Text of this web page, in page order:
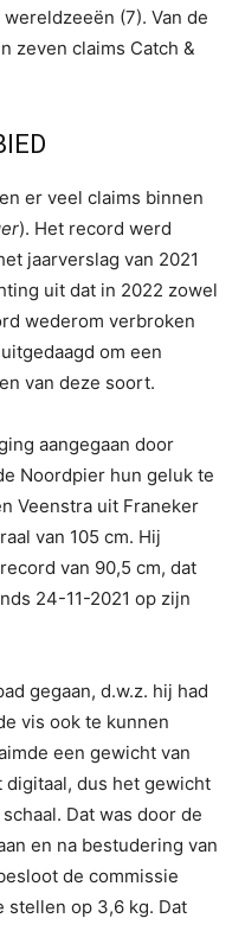
(7). Van de
zeven claims Catch &
er veel claims binnen
). Het record werd
jaarverslag van 2021
uit dat in 2022 zowel
wederom verbroken
om een
van deze soort.
aangegaan door
Noordpier hun geluk te
Veenstra uit Franeker
van 105 cm. Hij
van 90,5 cm, dat
24-11-2021 op zijn
gegaan, d.w.z. hij had
vis ook te kunnen
een gewicht van
digitaal, dus het gewicht
Dat was door de
en na bestudering van
de commissie
stellen op 3,6 kg. Dat